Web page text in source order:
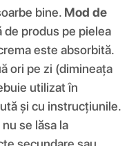
bine. Mod de
produs pe pielea
este absorbită.
ori pe zi (dimineața
utilizat în
și cu instrucțiunile.
se lăsa la